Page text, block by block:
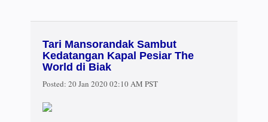
Tari Mansorandak Sambut
Kedatangan Kapal Pesiar The
World di Biak
Posted: 20 Jan 2020 02:10 AM PST